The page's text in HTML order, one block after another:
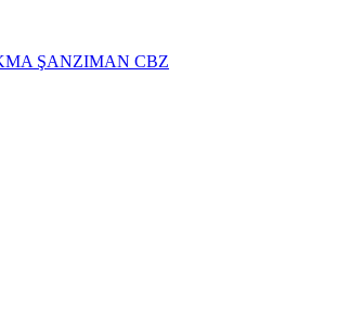
ŞANZIMAN CBZ